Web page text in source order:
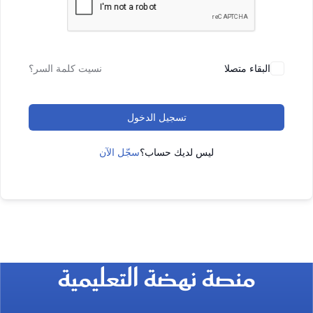
البقاء متصلا نسيت كلمة السر؟
تسجيل الدخول
ليس لديك حساب؟سجّل الآن
منصة نهضة التعليمية